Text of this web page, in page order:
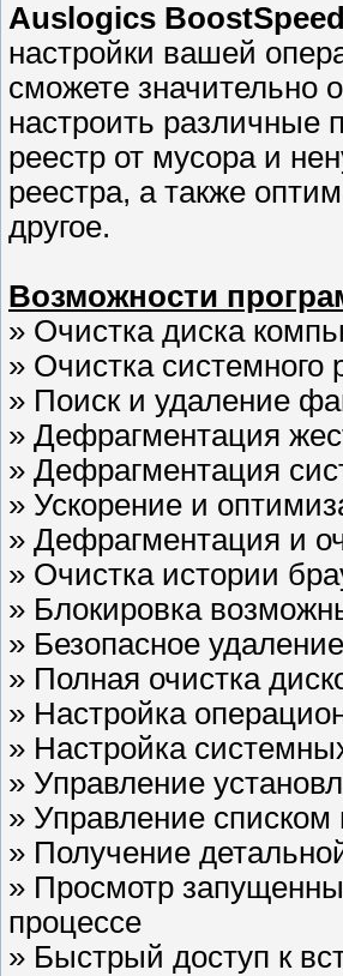
Auslogics BoostSpeed
настройки вашей
сможете значительно
настроить различные
реестр от мусора и
реестра, а также
другое.
Возможности
» Очистка диска
» Очистка системного
» Поиск и удаление
» Дефрагментация
» Дефрагментация
» Ускорение и
» Дефрагментация и
» Очистка истории
» Блокировка
» Безопасное
» Полная очистка
» Настройка
» Настройка
» Управление
» Управление списком
» Получение
» Просмотр
процессе
» Быстрый доступ к